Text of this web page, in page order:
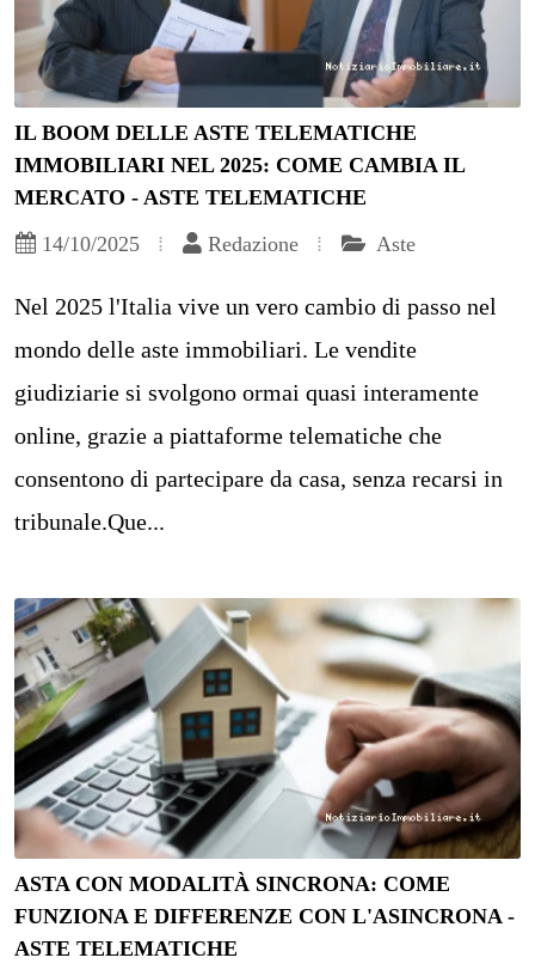
IL BOOM DELLE ASTE TELEMATICHE
IMMOBILIARI NEL 2025: COME CAMBIA IL
MERCATO - ASTE TELEMATICHE
14/10/2025
Redazione Aste
Nel 2025 l'Italia vive un vero cambio di passo nel
mondo delle aste immobiliari. Le vendite
giudiziarie si svolgono ormai quasi interamente
online, grazie a piattaforme telematiche che
consentono di partecipare da casa, senza recarsi in
tribunale.Que...
ASTA CON MODALITÀ SINCRONA: COME
FUNZIONA E DIFFERENZE CON L'ASINCRONA -
ASTE TELEMATICHE